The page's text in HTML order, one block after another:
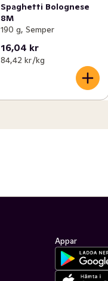
Spaghetti Bolognese
8M
190 g, Semper
16,04 kr
84,42 kr /kg
Appar